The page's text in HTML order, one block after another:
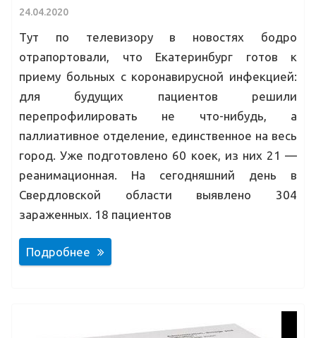
24.04.2020
Тут по телевизору в новостях бодро
отрапортовали, что Екатеринбург готов к
приему больных с коронавирусной инфекцией:
для будущих пациентов решили
перепрофилировать не что-нибудь, а
паллиативное отделение, единственное на весь
город. Уже подготовлено 60 коек, из них 21 —
реанимационная. На сегодняшний день в
Свердловской области выявлено 304
зараженных. 18 пациентов
Подробнее